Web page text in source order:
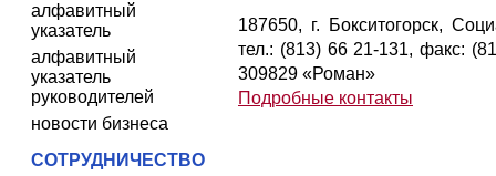
алфавитный
указатель
алфавитный
указатель
руководителей
новости бизнеса
СОТРУДНИЧЕСТВО
187650, г. Бокситогорск,
тел.: (813) 66 21-131, факс:
309829 «Роман»
Подробные контакты